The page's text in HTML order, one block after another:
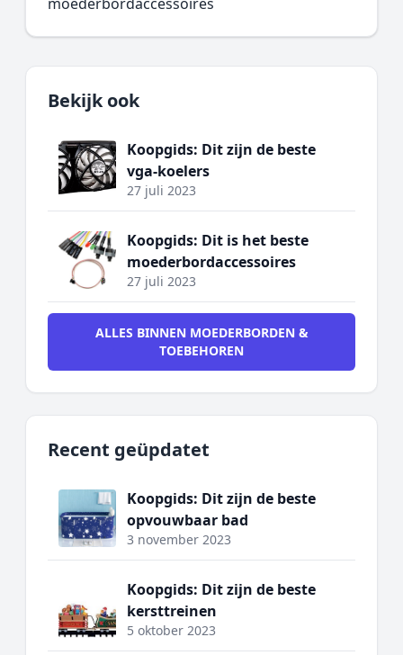
Bekijk ook
Koopgids: Dit zijn de beste
vga-koelers
27 juli 2023
Koopgids: Dit is het beste
moederbordaccessoires
27 juli 2023
ALLES BINNEN MOEDERBORDEN &
TOEBEHOREN
Recent geüpdatet
Koopgids: Dit zijn de beste
opvouwbaar bad
3 november 2023
Koopgids: Dit zijn de beste
kersttreinen
5 oktober 2023